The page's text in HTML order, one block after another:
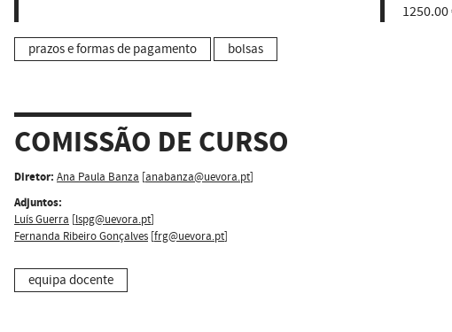
1250.00
prazos e formas de pagamento bolsas
COMISSÃO DE CURSO
Diretor: Ana Paula Banza [anabanza@uevora.pt]
Adjuntos:
Luís Guerra [lspg@uevora.pt]
Fernanda Ribeiro Gonçalves [frg@uevora.pt]
equipa docente